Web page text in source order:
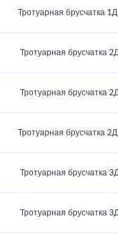
Тротуарная брусчатка
Тротуарная брусчатка
Тротуарная брусчатка
Тротуарная брусчатка
Тротуарная брусчатка
Тротуарная брусчатка